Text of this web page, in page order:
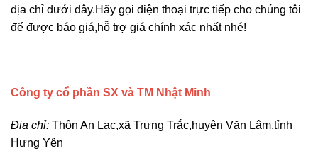
địa chỉ dưới đây.Hãy gọi điện thoại trực tiếp cho chúng tôi
để được báo giá,hỗ trợ giá chính xác nhất nhé!
Công ty cổ phần SX và TM Nhật Minh
Địa chỉ: Thôn An Lạc,xã Trưng Trắc,huyện Văn Lâm,tỉnh
Hưng Yên